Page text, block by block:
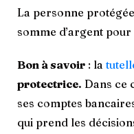
La personne
somme d’argent
Bon à savoir : la
protectrice. Dans ce
ses comptes
qui prend les